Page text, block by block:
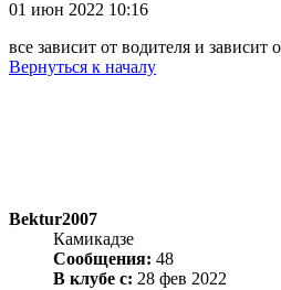
01 июн 2022 10:16
все зависит от водителя и зависит
Вернуться к началу
Bektur2007
Камикадзе
Сообщения: 48
В клубе с: 28 фев 2022